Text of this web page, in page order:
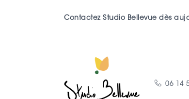
Contactez Studio Bellevue dès
06 14